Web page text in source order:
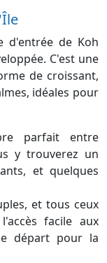
d'entrée de Koh
C'est une
de croissant,
idéales pour
parfait entre
y trouverez un
et quelques
et tous ceux
facile aux
départ pour la